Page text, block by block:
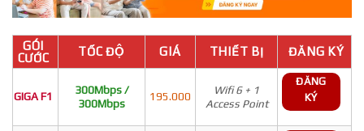
GÓI
CƯỚC
TỐC ĐỘ GIÁ THIẾT BỊ ĐĂNG KÝ
GIGA F1
300Mbps /
300Mbps
195.000
Wifi 6 + 1
Access Point
ĐĂNG
KÝ